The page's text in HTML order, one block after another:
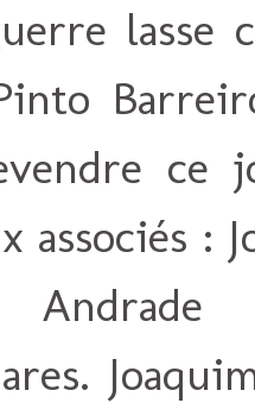
lasse
ce
associés :
Andrade